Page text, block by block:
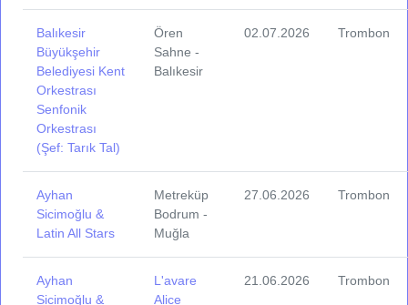
Balıkesir
Büyükşehir
Belediyesi Kent
Orkestrası
Senfonik
Orkestrası
(Şef: Tarık Tal)
Ören
Sahne -
Balıkesir
02.07.2026 Trombon
Ayhan
Sicimoğlu &
Latin All Stars
Metreküp
Bodrum -
Muğla
27.06.2026 Trombon
Ayhan
Sicimoğlu &
L'avare
Alice
21.06.2026 Trombon